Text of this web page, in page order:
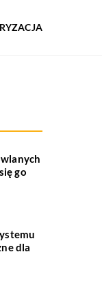
go
dla